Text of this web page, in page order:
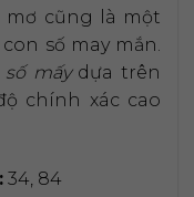
mơ cũng là một
số may mắn.
mấydựa trên
chính xác cao
34, 84